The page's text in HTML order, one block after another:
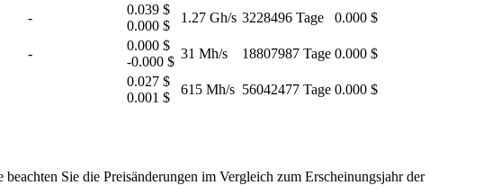
-
0.039 $
0.000 $
1.27 Gh/s 3228496 Tage 0.000 $
-
0.000 $
-0.000 $
31 Mh/s 18807987 Tage 0.000 $
0.027 $
0.001 $
615 Mh/s 56042477 Tage 0.000 $
Sie die Preisänderungen im Vergleich zum Erscheinungsjahr der